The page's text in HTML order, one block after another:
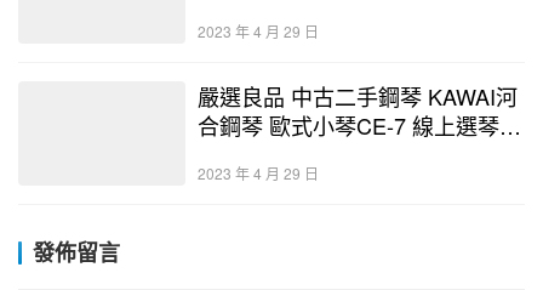
2023 年 4 月 29 日
嚴選良品 中古二手鋼琴 KAWAI河
合鋼琴 歐式小琴CE-7 線上選琴
年終身保修
2023 年 4 月 29 日
發佈留言